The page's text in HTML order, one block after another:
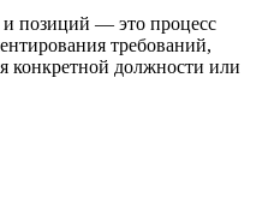
позиций — это процесс
требований,
конкретной должности или